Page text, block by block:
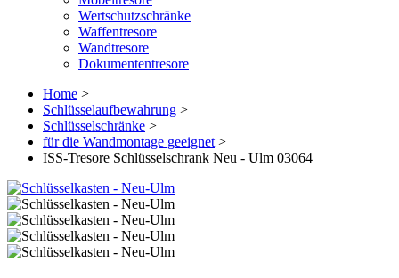
Wertschutzschränke
Waffentresore
Wandtresore
Dokumententresore
Home >
Schlüsselaufbewahrung >
Schlüsselschränke >
für die Wandmontage geeignet >
ISS-Tresore Schlüsselschrank Neu - Ulm 03064